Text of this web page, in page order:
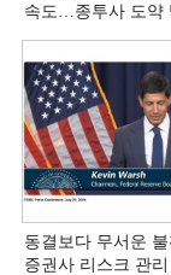
속도…종투사 도약
증권사 (5)]
동결보다 무서운
증권사 리스크 관리